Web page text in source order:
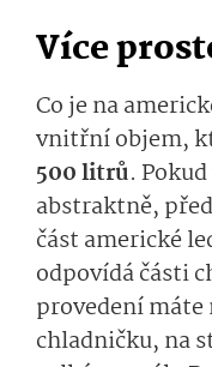
Více
Co je na
vnitřní objem,
500 litrů.
abstraktně,
část americké
odpovídá části
provedení máte
chladničku, na